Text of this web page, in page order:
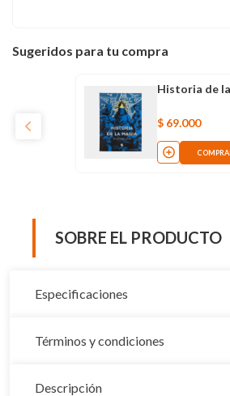
Sugeridos para tu compra
Historia de
$ 69.000
SOBRE EL PRODUCTO
Especificaciones
Términos y condiciones
Descripción